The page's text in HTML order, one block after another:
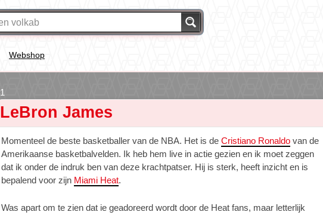
Webshop
LeBron James
Momenteel de beste basketballer van de NBA. Het is de Cristiano Ronaldo van de
Amerikaanse basketbalvelden. Ik heb hem live in actie gezien en ik moet zeggen
dat ik onder de indruk ben van deze krachtpatser. Hij is sterk, heeft inzicht en is
bepalend voor zijn Miami Heat.
Was apart om te zien dat ie geadoreerd wordt door de Heat fans, maar letterlijk